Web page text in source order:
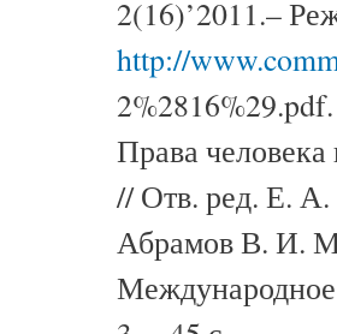
2(16)’2011.–
http://
2%2816%29.pdf.
Права
// Отв. ред. Е.
Абрамов В. И.